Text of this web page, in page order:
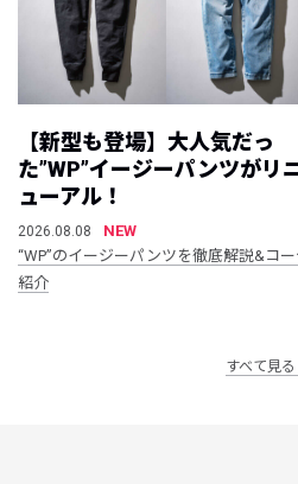
【新型も登場】大人気だっ
た”WP”イージーパンツがリ
ューアル！
2026.08.08
NEW
“WP”のイージーパンツを徹底解説&コ
紹介
すべて見る